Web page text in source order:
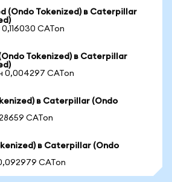
(Ondo Tokenized) в Caterpillar
CATon
Tokenized) в Caterpillar
0,004297 CATon
в Caterpillar (Ondo
CATon
в Caterpillar (Ondo
CATon